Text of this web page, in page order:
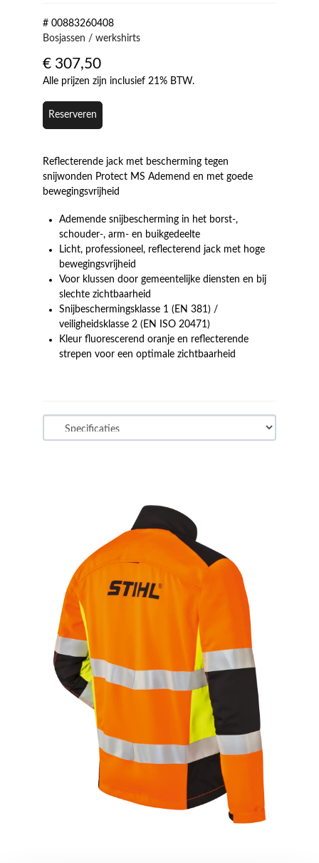
# 00883260408
Bosjassen / werkshirts
€ 307,50
Alle prijzen zijn inclusief 21% BTW.
Reserveren
Reflecterende jack met bescherming tegen
snijwonden Protect MS Ademend en met goede
bewegingsvrijheid
Ademende snijbescherming in het borst-,
schouder-, arm- en buikgedeelte
Licht, professioneel, reflecterend jack met hoge
bewegingsvrijheid
Voor klussen door gemeentelijke diensten en bij
slechte zichtbaarheid
Snijbeschermingsklasse 1 (EN 381) /
veiligheidsklasse 2 (EN ISO 20471)
Kleur fluorescerend oranje en reflecterende
strepen voor een optimale zichtbaarheid